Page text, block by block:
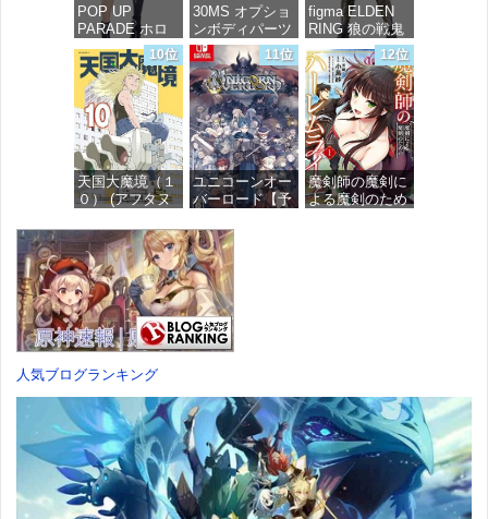
POP UP
PARADE ホロ
ライブプロダク
ション 獅白ぼ
たん ノンスケ
ール プラスチ
ック製 塗装済
み完成品フィギ
ュア
価格：¥4,676
30MS オプショ
ンボディパーツ
アームパーツ&
レッグパーツ
[カラーC] 色分
け済みプラモデ
ル
価格：¥1,949
figma ELDEN
RING 狼の戦鬼
ノンスケール
プラスチック製
塗装済み可動フ
ィギュア
価格：¥13,115
10位
天国大魔境（１
０） (アフタヌ
ス)
価格：¥759
11位
ユニコーンオー
バーロード【予
DLC「アトラス
×ヴァニラウェ
ア 紋章セッ
ト」 同梱 -
Switch
価格：¥7,182
12位
魔剣師の魔剣に
よる魔剣のため
人気ブログランキング